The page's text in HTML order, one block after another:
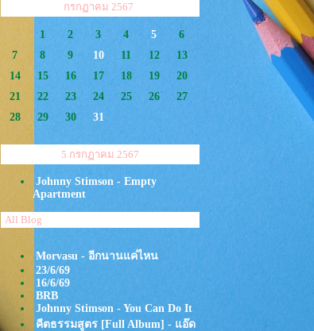
กรกฏาคม 2567
1 2 3 4 5
6
7
8 9 10 11 12
13
14
15 16 17 18 19
20
21
22 23 24 25 26
27
28
29 30 31
5 กรกฏาคม 2567
Johnny Stimson - Empty
Apartment
All Blog
Morvasu - อีกนานแค่ไหน
23/6/69
16/6/69
BRB
Johnny Stimson - You Can Do It
คีตธรรมสูตร [Full Album] - แอ๊ด